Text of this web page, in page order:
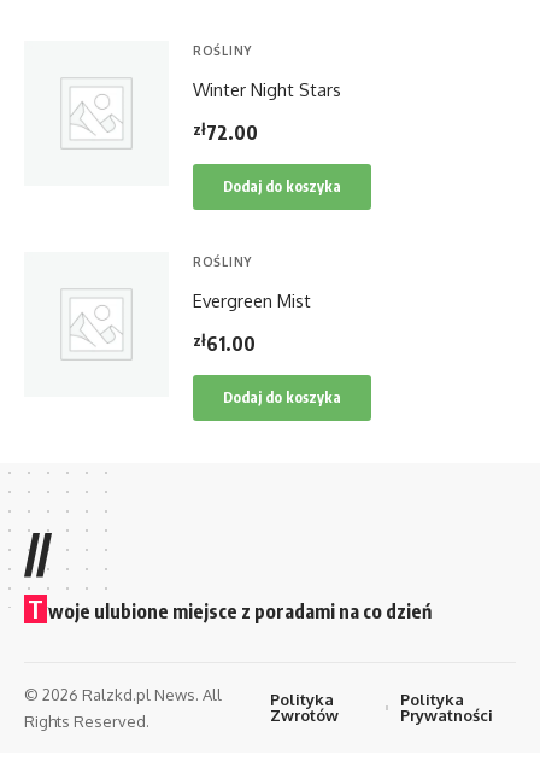
ROŚLINY
Winter Night Stars
zł72.00
Dodaj do koszyka
ROŚLINY
Evergreen Mist
zł61.00
Dodaj do koszyka
//
T woje ulubione miejsce z poradami na co dzień
© 2026 Ralzkd.pl News. All
Rights Reserved.
Polityka
Zwrotów
Polityka
Prywatności